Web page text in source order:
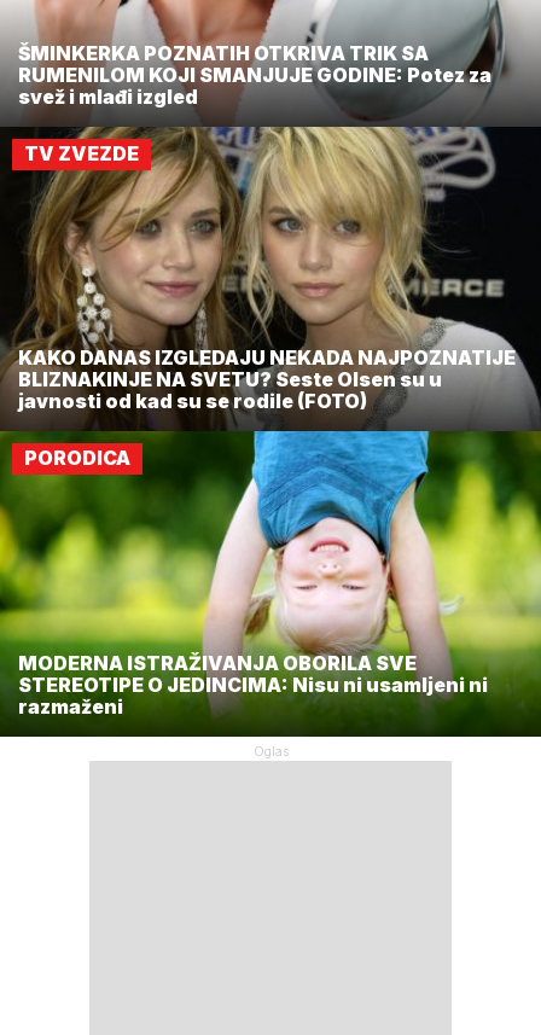
ŠMINKERKA POZNATIH OTKRIVA TRIK SA
RUMENILOM KOJI SMANJUJE GODINE: Potez za
svež i mlađi izgled
TV ZVEZDE
KAKO DANAS IZGLEDAJU NEKADA NAJPOZNATIJE
BLIZNAKINJE NA SVETU? Seste Olsen su u
javnosti od kad su se rodile (FOTO)
PORODICA
MODERNA ISTRAŽIVANJA OBORILA SVE
STEREOTIPE O JEDINCIMA: Nisu ni usamljeni ni
razmaženi